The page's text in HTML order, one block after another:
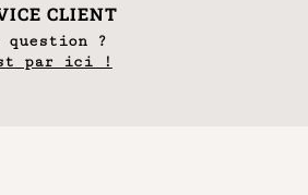
CLIENT
question ?
par ici !